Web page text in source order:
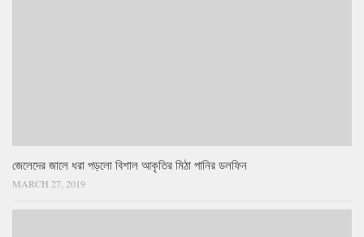
জেলেদের জালে ধরা পড়লো বিশাল আকৃতির মিঠা পানির ডলফিন
MARCH 27, 2019